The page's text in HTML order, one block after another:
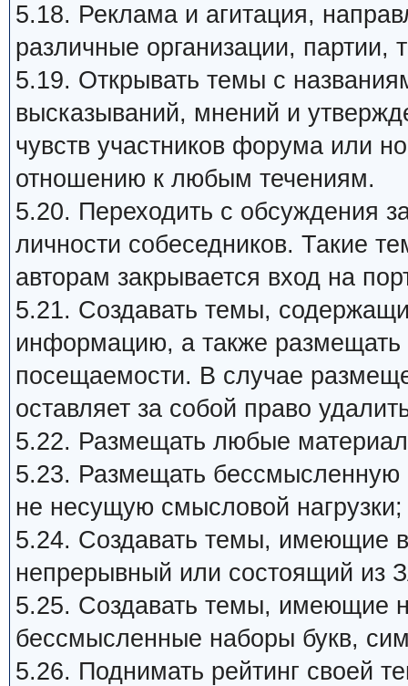
5.18. Реклама и агитация,
различные организации, партии,
5.19. Открывать темы с
высказываний, мнений и
чувств участников форума или
отношению к любым течениям.
5.20. Переходить с обсуждения
личности собеседников. Такие
авторам закрывается вход на
5.21. Создавать темы,
информацию, а также
посещаемости. В случае
оставляет за собой право
5.22. Размещать любые
5.23. Размещать
не несущую смысловой нагрузки;
5.24. Создавать темы, имеющие
непрерывный или состоящий из
5.25. Создавать темы, имеющие
бессмысленные наборы букв,
5.26. Поднимать рейтинг своей